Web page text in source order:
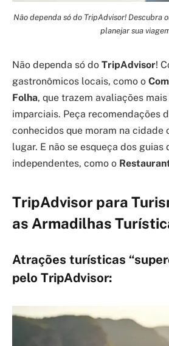
Não dependa só do TripAdvisor! Descubra
planejar sua
Não dependa só do TripAdvisor!
gastronômicos locais, como o
Folha, que trazem avaliações
imparciais. Peça recomendações
conhecidos que moram na cidade
lugar. E não se esqueça dos guias
independentes, como o
TripAdvisor para
as Armadilhas
Atrações turísticas
pelo TripAdvisor: